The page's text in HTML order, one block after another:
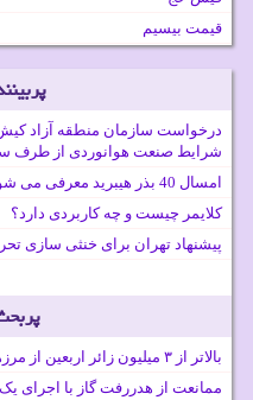
قیمت بیسیم
درخواست سازمان منطقه آزاد
شرایط صنعت هوانوردی از طرف
امسال 40 بذر هیبرید معرفی می شود
کلایمر چیست و چه کاربردی دارد؟
پیشنهاد تهران برای خنثی سازی
بالاتر از ۳ میلیون زائر اربعین از مرزهای زمینی کشور خارج شدند
ممانعت از هدررفت گاز با اجرای